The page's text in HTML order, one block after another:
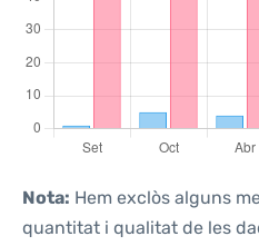
Nota: Hem exclòs alguns
quantitat i qualitat de les